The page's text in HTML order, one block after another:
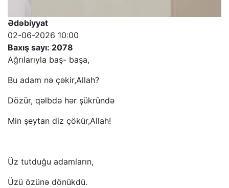
Ədəbiyyat
02-06-2026 10:00
Baxış sayı: 2078
Ağrılarıyla baş- başa,
Bu adam nə çəkir,Allah?
Dözür, qəlbdə hər şükründə
Min şeytan diz çökür,Allah!
Üz tutduğu adamların,
Üzü özünə dönükdü.